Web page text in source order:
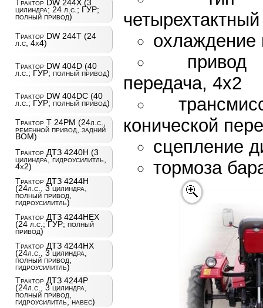
Трактор DW 244X (3
цилиндра; 24 л.с.; ГУР;
полный привод)
Трактор DW 244Т (24
л.с, 4х4)
Трактор DW 404D (40
л.с.; ГУР; полный привод)
Трактор DW 404DC (40
л.с.; ГУР; полный привод)
Трактор T 24PM (24л.с.,
ременной привод, задний
ВОМ)
Трактор ДТЗ 4240Н (3
цилиндра, гидроусилитль,
4х2)
Трактор ДТЗ 4244Н
(24л.с., 3 цилиндра,
полный привод,
гидроусилитль)
Трактор ДТЗ 4244НЕХ
(24 л.с.; ГУР; полный
привод)
Трактор ДТЗ 4244НХ
(24л.с., 3 цилиндра,
полный привод,
гидроусилитль)
Трактор ДТЗ 4244Р
(24л.с., 3 цилиндра,
полный привод,
гидроусилитль, навес)
четырехтактный
охлаждение
привод
передача, 4х2
конической
сцепление
тормоза